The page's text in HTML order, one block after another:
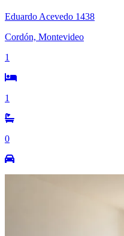
Eduardo Acevedo 1438
Cordón, Montevideo
1
1
0